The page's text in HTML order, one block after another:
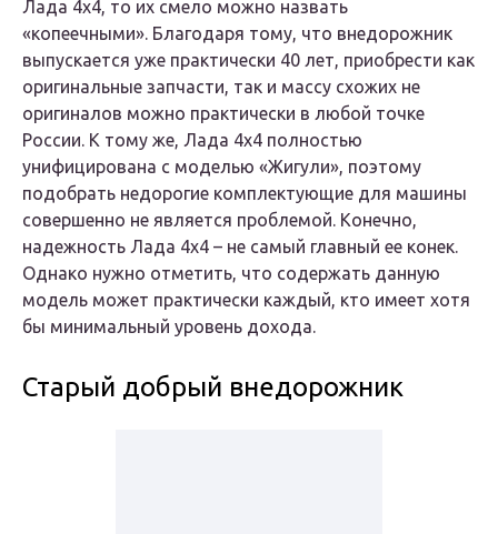
Лада 4х4, то их смело можно назвать
«копеечными». Благодаря тому, что внедорожник
выпускается уже практически 40 лет, приобрести как
оригинальные запчасти, так и массу схожих не
оригиналов можно практически в любой точке
России. К тому же, Лада 4х4 полностью
унифицирована с моделью «Жигули», поэтому
подобрать недорогие комплектующие для машины
совершенно не является проблемой. Конечно,
надежность Лада 4х4 – не самый главный ее конек.
Однако нужно отметить, что содержать данную
модель может практически каждый, кто имеет хотя
бы минимальный уровень дохода.
Старый добрый внедорожник